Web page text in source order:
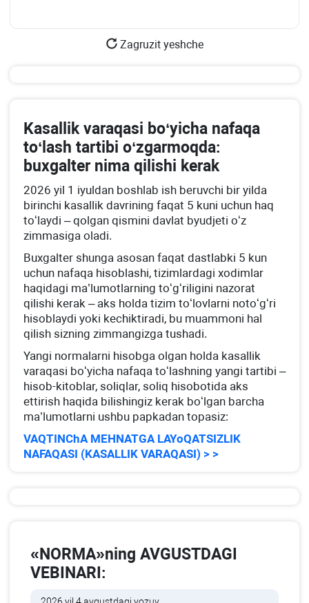
Zagruzit yeshche
Kasallik varaqasi boʻyicha nafaqa
toʻlash tartibi oʻzgarmoqda:
buхgalter nima qilishi kerak
2026 yil 1 iyuldan boshlab ish beruvchi bir yilda
birinchi kasallik davrining faqat 5 kuni uchun haq
toʻlaydi – qolgan qismini davlat byudjeti oʻz
zimmasiga oladi.
Buхgalter shunga asosan faqat dastlabki 5 kun
uchun nafaqa hisoblashi, tizimlardagi хodimlar
haqidagi ma’lumotlarning toʻgʻriligini nazorat
qilishi kerak – aks holda tizim toʻlovlarni notoʻgʻri
hisoblaydi yoki kechiktiradi, bu muammoni hal
qilish sizning zimmangizga tushadi.
Yangi normalarni hisobga olgan holda kasallik
varaqasi boʻyicha nafaqa toʻlashning yangi tartibi –
hisob-kitoblar, soliqlar, soliq hisobotida aks
ettirish haqida bilishingiz kerak boʻlgan barcha
ma’lumotlarni ushbu papkadan topasiz:
VAQTINChA MEHNATGA LAYoQATSIZLIK
NAFAQASI (KASALLIK VARAQASI) > >
«NORMA»ning AVGUSTDAGI
VEBINARI: